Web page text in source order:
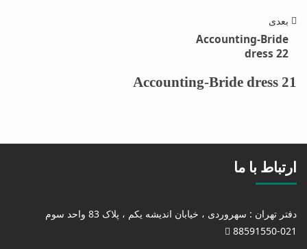
بعدی
Accounting-Bride
dress 22
Accounting-Bride dress 21
ارتباط با ما
دفتر تهران : سهروردی ، خیابان اندیشه یکم ، پلاک 83 واحد سوم
88591550-021